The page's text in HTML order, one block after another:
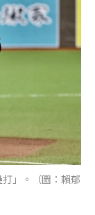
」。（圖：賴郁